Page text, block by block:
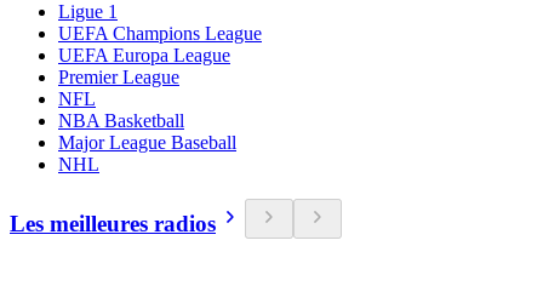
Ligue 1
UEFA Champions League
UEFA Europa League
Premier League
NFL
NBA Basketball
Major League Baseball
NHL
Les meilleures radios